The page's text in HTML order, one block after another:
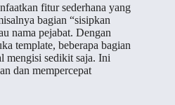
fitur sederhana yang
bagian “sisipkan
nama pejabat. Dengan
template, beberapa bagian
mengisi sedikit saja. Ini
dan mempercepat